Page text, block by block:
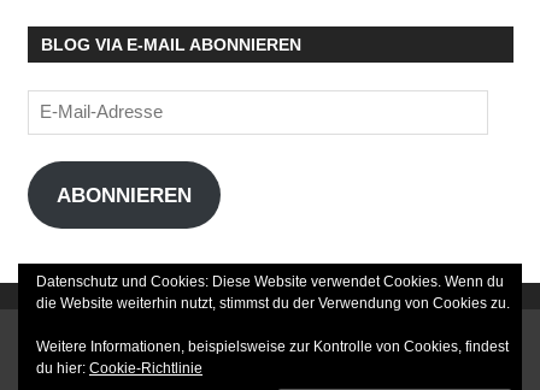
BLOG VIA E-MAIL ABONNIEREN
E-
Mail-
Adresse
ABONNIEREN
Datenschutz und Cookies: Diese Website verwendet Cookies. Wenn du
die Website weiterhin nutzt, stimmst du der Verwendung von Cookies zu.
Weitere Informationen, beispielsweise zur Kontrolle von Cookies, findest
du hier: Cookie-Richtlinie